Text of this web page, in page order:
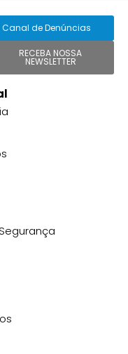
Canal de Denúncias
RECEBA NOSSA
NEWSLETTER